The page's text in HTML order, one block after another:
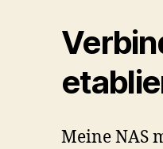
Meine NAS